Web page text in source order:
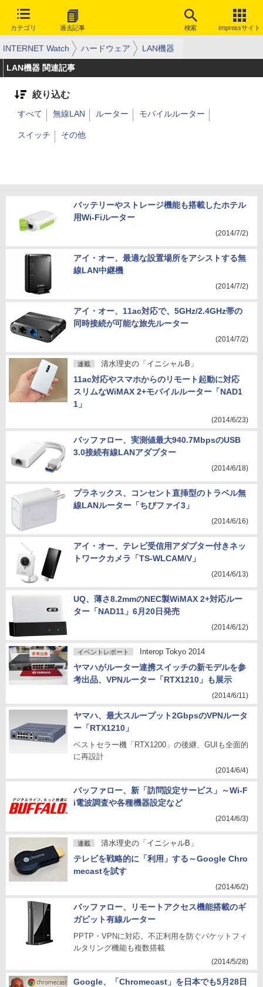
カテゴリ 過去記事 検索 Impressサイト
INTERNET Watch ハードウェア LAN機器
LAN機器 関連記事
絞り込む
すべて 無線LAN ルーター モバイルルーター
スイッチ その他
バッテリーやストレージ機能も搭載したホテル
用Wi-Fiルーター
(2014/7/2)
アイ・オー、最適な設置場所をアシストする無
線LAN中継機
(2014/7/2)
アイ・オー、11ac対応で、5GHz/2.4GHz帯の
同時接続が可能な旅先ルーター
(2014/7/2)
連載 清水理史の「イニシャルB」
11ac対応やスマホからのリモート起動に対応
スリムなWiMAX 2+モバイルルーター「NAD1
1」
(2014/6/23)
バッファロー、実測値最大940.7MbpsのUSB
3.0接続有線LANアダプター
(2014/6/18)
プラネックス、コンセント直挿型のトラベル無
線LANルーター「ちびファイ3」
(2014/6/16)
アイ・オー、テレビ受信用アダプター付きネッ
トワークカメラ「TS-WLCAM/V」
(2014/6/13)
UQ、薄さ8.2mmのNEC製WiMAX 2+対応ルー
ター「NAD11」6月20日発売
(2014/6/12)
イベントレポート Interop Tokyo 2014
ヤマハがルーター連携スイッチの新モデルを参
考出品、VPNルーター「RTX1210」も展示
(2014/6/11)
ヤマハ、最大スループット2GbpsのVPNルータ
ー「RTX1210」
ベストセラー機「RTX1200」の後継、GUIも全面的
に再設計
(2014/6/4)
バッファロー、新「訪問設定サービス」～Wi-F
i電波調査や各種機器設定など
(2014/6/3)
連載 清水理史の「イニシャルB」
テレビを戦略的に「利用」する～Google Chro
mecastを試す
(2014/6/2)
バッファロー、リモートアクセス機能搭載のギ
ガビット有線ルーター
PPTP・VPNに対応。不正利用を防ぐパケットフィ
ルタリング機能も複数搭載
(2014/5/28)
Google、「Chromecast」を日本でも5月28日